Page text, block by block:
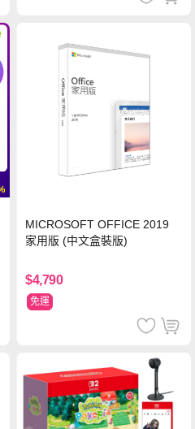
MICROSOFT OFFICE 2019
家用版 (中文盒裝版)
$4,790
免運